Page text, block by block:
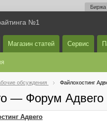
Биржа
№1
Магазин статей Сервис
обсуждения Файлохостинг
— Форум Адвего
Адвего